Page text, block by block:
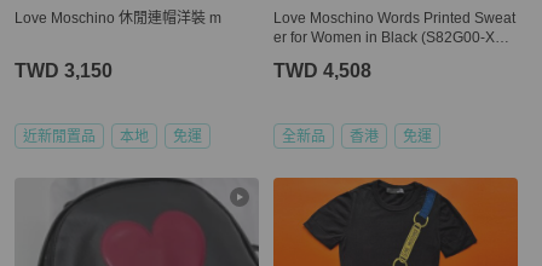
Love Moschino 休閒連帽洋裝 m
TWD 3,150
近新閒置品 本地 免運
Love Moschino Words Printed Sweat
er for Women in Black (S82G00-XA0
TWD 4,508
全新品 香港 免運